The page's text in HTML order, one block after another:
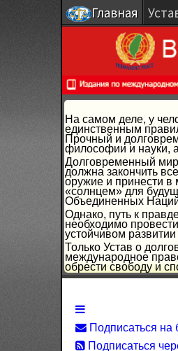
Главная
На самом деле, у
единственным
Прочный и
философии и науки,
Долговременный мир
должна закончить
оружие и принести в
«солнцем» для
Объединенных
Однако, путь к
необходимо
устойчивом
Только Устав о
международное
обрести свободу и
Подписаться на
Подписаться